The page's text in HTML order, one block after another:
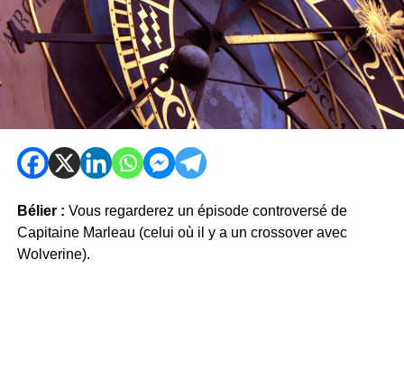
Bélier : Vous regarderez un épisode controversé de
Capitaine Marleau (celui où il y a un crossover avec
Wolverine).